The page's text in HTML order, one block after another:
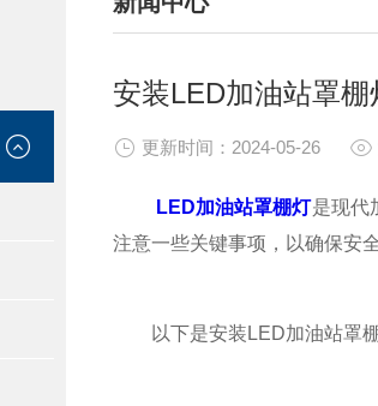
/ NEWS CENTER
安装LED加油站罩
更新时间：2024-05-26
LED加油站罩棚灯是现代
注意一些关键事项，以确保安
以下是安装LED加油站罩棚